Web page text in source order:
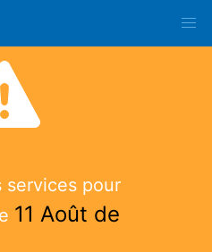
services pour
11 Août de